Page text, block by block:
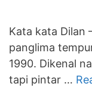
Kata kata Dilan
panglima
1990. Dikenal
tapi pintar …